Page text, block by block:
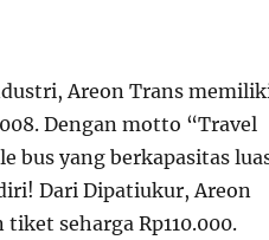
Areon Trans
Dengan motto “Travel
bus yang berkapasitas
Dari Dipatiukur, Areon
seharga Rp110.000.